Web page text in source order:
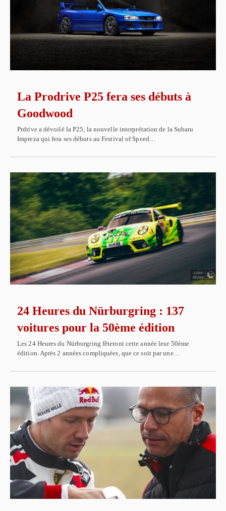
La Prodrive P25 fera ses débuts à
Goodwood
Prdrive a dévoilé la P25, la nouvelle interprétation de la Subaru
Impreza qui fera ses débuts au Festival of Speed…
24 Heures du Nürburgring : 137
voitures pour la 50ème édition
Les 24 Heures du Nürburgring fêteront cette année leur 50ème
édition. Après 2 années compliquées, que ce soit par une…